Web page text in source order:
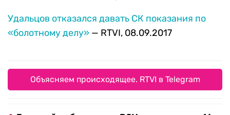
Удальцов отказался давать СК показания по
«болотному делу» — RTVI, 08.09.2017
Объясняем происходящее. RTVI в Telegram